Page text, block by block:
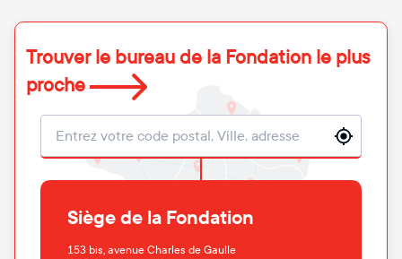
Trouver le bureau de la Fondation le plus
proche
Localisation
Siège de la Fondation
153 bis, avenue Charles de Gaulle